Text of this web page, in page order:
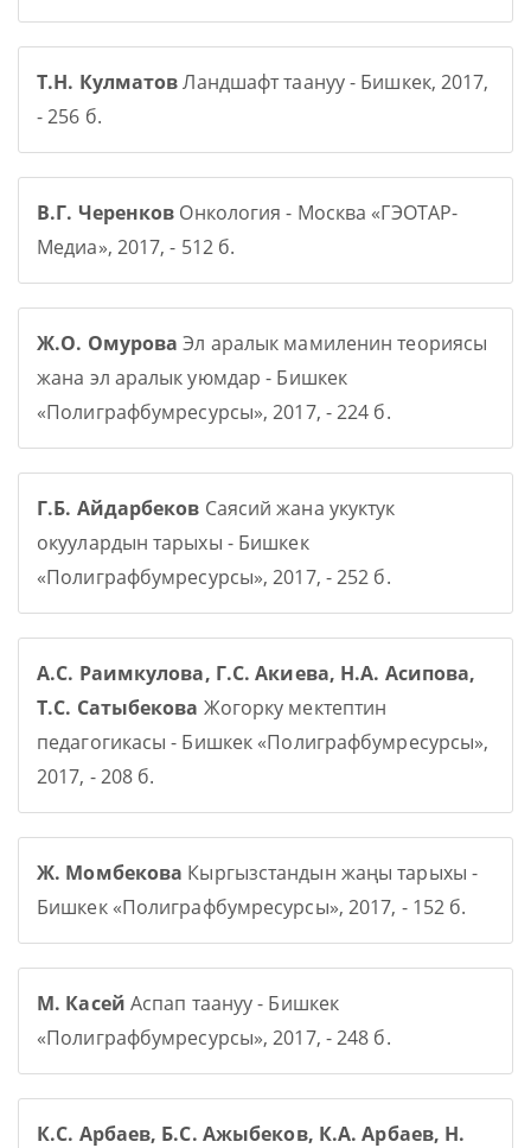
Т.Н. КулматовЛандшафт таануу - Бишкек, 2017,
- 256 б.
В.Г. Черенков Онкология - Москва «ГЭОТАР-
Медиа», 2017, - 512 б.
Ж.О. Омурова Эл аралык мамиленин теориясы
жана эл аралык уюмдар - Бишкек
«Полиграфбумресурсы», 2017, - 224 б.
Г.Б. Айдарбеков Саясий жана укуктук
окуулардын тарыхы - Бишкек
«Полиграфбумресурсы», 2017, - 252 б.
А.С. Раимкулова, Г.С. Акиева, Н.А. Асипова,
Т.С. Сатыбекова Жогорку мектептин
педагогикасы - Бишкек «Полиграфбумресурсы»,
2017, - 208 б.
Ж. Момбекова Кыргызстандын жаңы тарыхы -
Бишкек «Полиграфбумресурсы», 2017, - 152 б.
М. Касей Аспап таануу - Бишкек
«Полиграфбумресурсы», 2017, - 248 б.
К.С. Арбаев, Б.С. Ажыбеков, К.А. Арбаев, Н.